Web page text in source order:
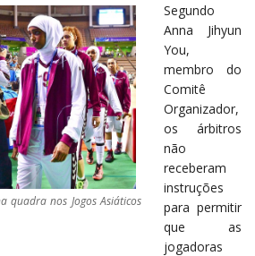
quadra nos Jogos Asiáticos
Segundo
Anna Jihyun
You,
membro do
Comitê
Organizador,
os árbitros
não
receberam
instruções
para permitir
que as
jogadoras